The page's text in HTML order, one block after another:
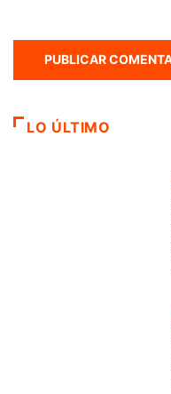
LO ÚLTIMO